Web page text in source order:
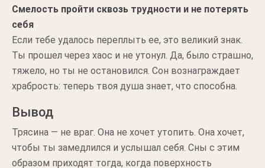
Смелость пройти сквозь трудности и не потерять
себя
Если тебе удалось переплыть ее, это великий знак.
Ты прошел через хаос и не утонул. Да, было страшно,
тяжело, но ты не остановился. Сон вознаграждает
храбрость: теперь твоя душа знает, что способна.
Вывод
Трясина — не враг. Она не хочет утопить. Она хочет,
чтобы ты замедлился и услышал себя. Сны с этим
образом приходят тогда, когда поверхность